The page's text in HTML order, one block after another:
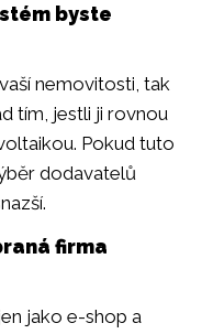
byste
nemovitosti, tak
tím, jestli ji rovnou
Pokud tuto
dodavatelů
firma
jako e-shop a